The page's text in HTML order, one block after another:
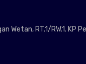
Wetan, RT.1/RW.1. KP